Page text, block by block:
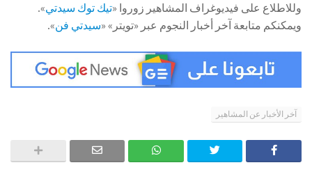
وللاطلاع على فيديوغراف المشاهير زوروا «تيك توك سيدتي».
ويمكنكم متابعة آخر أخبار النجوم عبر «تويتر» «سيدتي فن».
آخر الأخبار عن المشاهير